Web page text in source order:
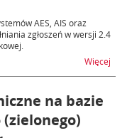
AES, AIS oraz
zgłoszeń w wersji 2.4
Więcej
na bazie